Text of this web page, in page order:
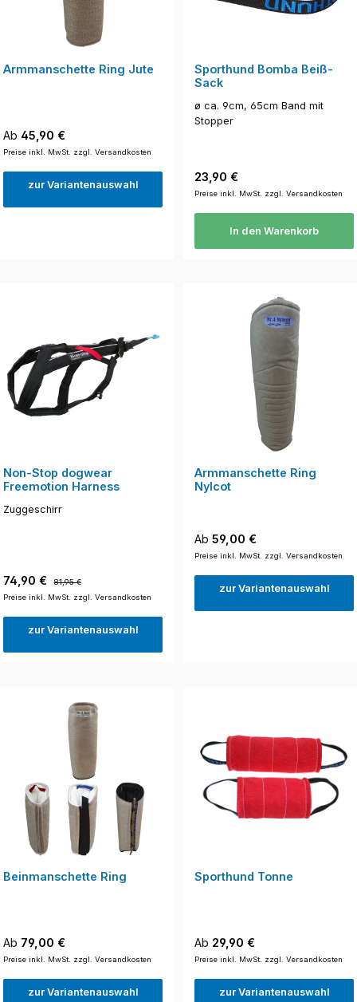
Armmanschette Ring Jute
Regulärer Preis:
Ab 45,90 €
Preise inkl. MwSt. zzgl. Versandkosten
zur Variantenauswahl
Sporthund Bomba Beiß-
Sack
ø ca. 9cm, 65cm Band mit
Stopper
Regulärer Preis:
23,90 €
Preise inkl. MwSt. zzgl. Versandkosten
In den Warenkorb
Non-Stop dogwear
Freemotion Harness
Zuggeschirr
Verkaufspreis:
74,90 €
81,95 €
Preise inkl. MwSt. zzgl. Versandkosten
zur Variantenauswahl
Armmanschette Ring
Nylcot
Regulärer Preis:
Ab 59,00 €
Preise inkl. MwSt. zzgl. Versandkosten
zur Variantenauswahl
Beinmanschette Ring
Regulärer Preis:
Ab 79,00 €
Preise inkl. MwSt. zzgl. Versandkosten
zur Variantenauswahl
Sporthund Tonne
Regulärer Preis:
Ab 29,90 €
Preise inkl. MwSt. zzgl. Versandkosten
zur Variantenauswahl